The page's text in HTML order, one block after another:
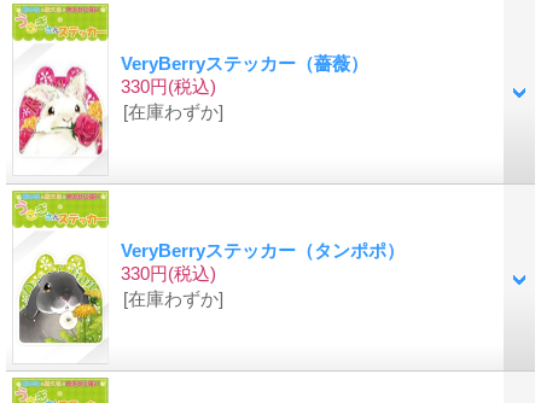
VeryBerryステッカー（薔薇）
330円(税込)
[在庫わずか]
VeryBerryステッカー（タンポポ）
330円(税込)
[在庫わずか]